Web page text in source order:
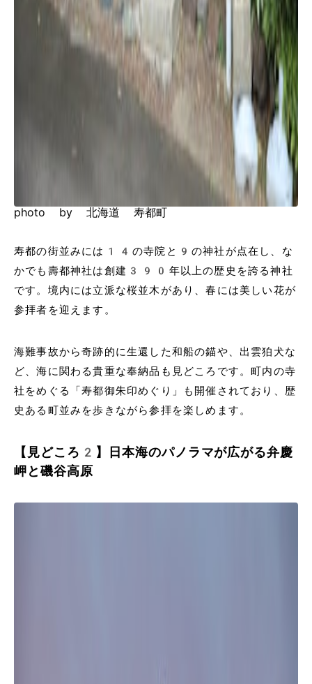
photo by 北海道 寿都町
寿都の街並みには14の寺院と9の神社が点在し、な
かでも壽都神社は創建390年以上の歴史を誇る神社
です。境内には立派な桜並木があり、春には美しい花が
参拝者を迎えます。
海難事故から奇跡的に生還した和船の錨や、出雲狛犬な
ど、海に関わる貴重な奉納品も見どころです。町内の寺
社をめぐる「寿都御朱印めぐり」も開催されており、歴
史ある町並みを歩きながら参拝を楽しめます。
【見どころ2】日本海のパノラマが広がる弁慶
岬と磯谷高原